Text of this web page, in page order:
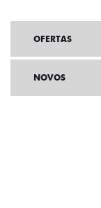
OFERTAS
NOVOS